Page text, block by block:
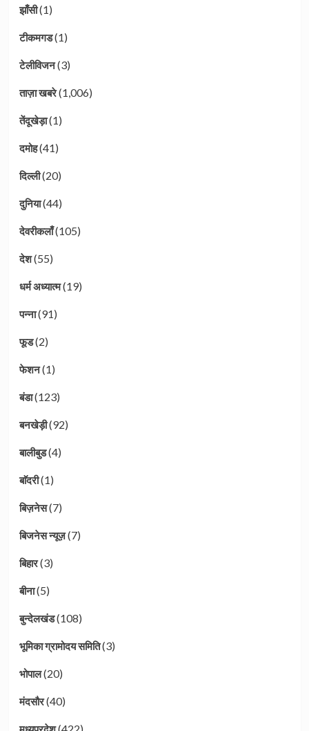
झाँसी(1)
टीकमगड(1)
टेलीविजन(3)
ताज़ा खबरे(1,006)
तेंदूखेड़ा(1)
दमोह(41)
दिल्ली(20)
दुनिया(44)
देवरीकलाँ(105)
देश(55)
धर्म अध्यात्म(19)
पन्ना(91)
फूड(2)
फेशन(1)
बंडा(123)
बनखेड़ी(92)
बालीबुड(4)
बाॅदरी(1)
बिज़नेस(7)
बिजनेस न्यूज़(7)
बिहार(3)
बीना(5)
बुन्देलखंड(108)
भूमिका ग्रामोदय समिति(3)
भोपाल(20)
मंदसौर(40)